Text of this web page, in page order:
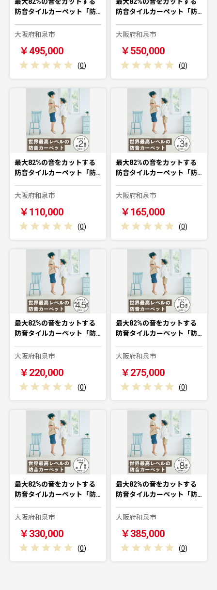
防音タイルカーペット「防…
大阪府和泉市
￥495,000
(0)
防音タイルカーペット「防…
大阪府和泉市
￥550,000
(0)
最大82%の音をカットする
防音タイルカーペット「防…
大阪府和泉市
￥110,000
(0)
最大82%の音をカットする
防音タイルカーペット「防…
大阪府和泉市
￥165,000
(0)
最大82%の音をカットする
防音タイルカーペット「防…
大阪府和泉市
￥220,000
(0)
最大82%の音をカットする
防音タイルカーペット「防…
大阪府和泉市
￥275,000
(0)
最大82%の音をカットする
防音タイルカーペット「防…
大阪府和泉市
￥330,000
(0)
最大82%の音をカットする
防音タイルカーペット「防…
大阪府和泉市
￥385,000
(0)